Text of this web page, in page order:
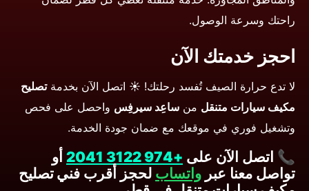
راحتك وسرعة الوصول.
احجز خدمتك الآن
لا تدع حرارة الصيف تُفسد رحلتك! ☀️ اتصل الآن بخدمةتصليح
مكيف سيارات متنقل من ساعِد سيرفِس واحصل على فحص
وتشغيل فوري في موقعك مع ضمان جودة الخدمة.
📞 اتصل الآن على +974 3122 2041
أو
تواصل معنا عبر واتساب لحجز أقرب فني تصليح